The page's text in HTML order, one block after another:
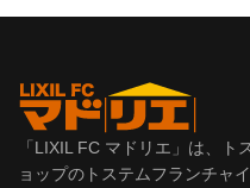
「LIXIL FC マドリエ」は、
ョップのトステムフランチャ